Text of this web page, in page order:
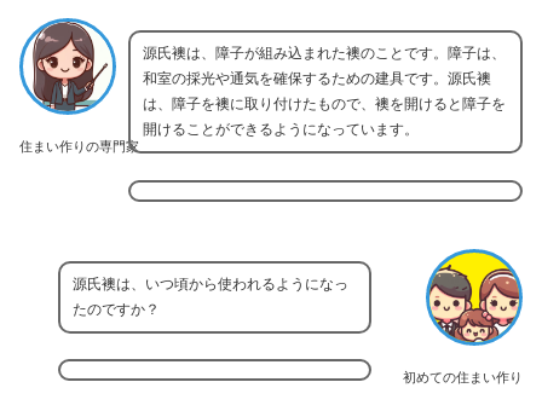
住まい作りの専門家
源氏襖は、障子が組み込まれた襖のことです。障子は、
和室の採光や通気を確保するための建具です。源氏襖
は、障子を襖に取り付けたもので、襖を開けると障子を
開けることができるようになっています。
初めての住まい作り
源氏襖は、いつ頃から使われるようになっ
たのですか？